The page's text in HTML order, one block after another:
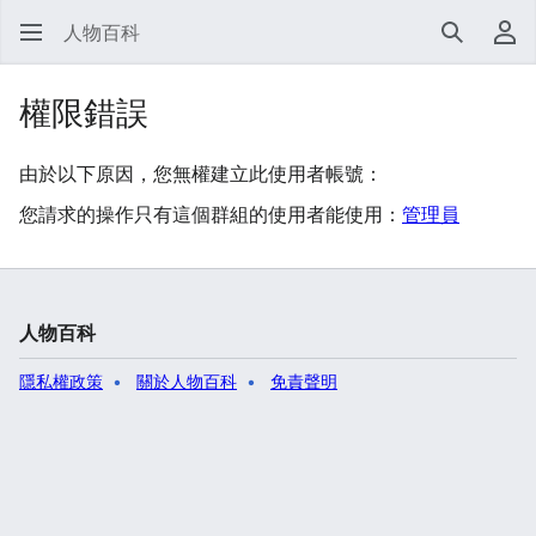
人物百科 搜尋 使
權限錯誤
由於以下原因，您無權建立此使用者帳號：
您請求的操作只有這個群組的使用者能使用： 管理員
人物百科
隱私權政策 關於人物百科 免責聲明